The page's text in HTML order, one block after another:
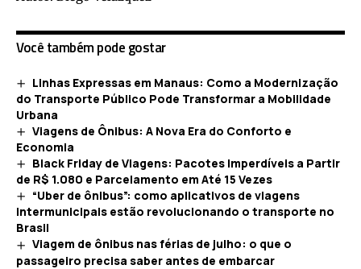
Você também pode gostar
Linhas Expressas em Manaus: Como a Modernização
do Transporte Público Pode Transformar a Mobilidade
Urbana
Viagens de Ônibus: A Nova Era do Conforto e
Economia
Black Friday de Viagens: Pacotes Imperdíveis a Partir
de R$ 1.080 e Parcelamento em Até 15 Vezes
“Uber de ônibus”: como aplicativos de viagens
intermunicipais estão revolucionando o transporte no
Brasil
Viagem de ônibus nas férias de julho: o que o
passageiro precisa saber antes de embarcar